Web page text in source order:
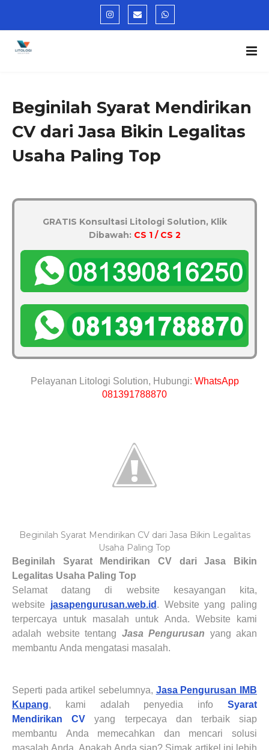
Beginilah Syarat Mendirikan
CV dari Jasa Bikin Legalitas
Usaha Paling Top
GRATIS Konsultasi Litologi Solution, Klik
Dibawah: CS 1 / CS 2
Pelayanan Litologi Solution, Hubungi: WhatsApp
081391788870
Beginilah Syarat Mendirikan CV dari Jasa Bikin Legalitas
Usaha Paling Top
Beginilah Syarat Mendirikan CV dari Jasa Bikin
Legalitas Usaha Paling Top
Selamat datang di website kesayangan kita,
website jasapengurusan.web.id . Website yang paling
terpercaya untuk masalah untuk Anda. Website kami
adalah website tentang Jasa Pengurusan yang akan
membantu Anda mengatasi masalah.
Seperti pada artikel sebelumnya, Jasa Pengurusan IMB
Kupang, kami adalah penyedia infoSyarat
MendirikanCV
yang terpecaya dan terbaik siap
membantu Anda memecahkan dan mencari solusi
masalahAnda. Apakah Anda siap? Simak artikel ini lebih